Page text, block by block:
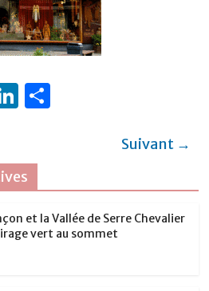
Li
e
dI
n
er
Suivant →
et la Vallée de Serre Chevalier
vert au sommet